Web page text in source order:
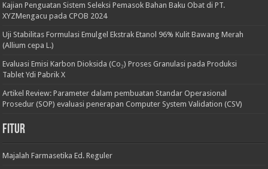
Kajian Penguatan Sistem Seleksi Pemasok Bahan Baku Obat di PT.
XYZMengacu pada CPOB 2024
Uji Stabilitas Formulasi Emulgel Ekstrak Etanol 96% Kulit Bawang Merah
(Allium cepa L.)
Evaluasi Emisi Karbon Dioksida (Co₂) Proses Granulasi pada Produksi
Tablet Ydi Pabrik X
Artikel Review: Parameter dalam pembuatan Standar Operasional
Prosedur (SOP) evaluasi penerapan Computer System Validation (CSV)
Fitur
Majalah Farmasetika Ed. Reguler